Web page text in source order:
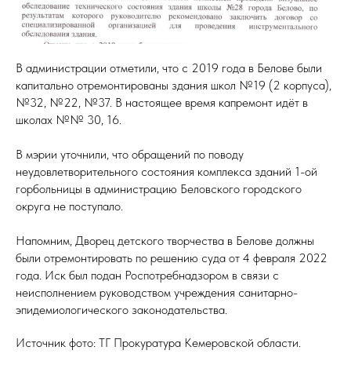
В администрации отметили, что с 2019 года в Белове были
капитально отремонтированы здания школ №19 (2 корпуса),
№32, №22, №37. В настоящее время капремонт идёт в
школах №№ 30, 16.
В мэрии уточнили, что обращений по поводу
неудовлетворительного состояния комплекса зданий 1-ой
горбольницы в администрацию Беловского городского
округа не поступало.
Напомним, Дворец детского творчества в Белове должны
были отремонтировать по решению суда от 4 февраля 2022
года. Иск был подан Роспотребнадзором в связи с
неисполнением руководством учреждения санитарно-
эпидемиологического законодательства.
Источник фото: ТГ Прокуратура Кемеровской области.